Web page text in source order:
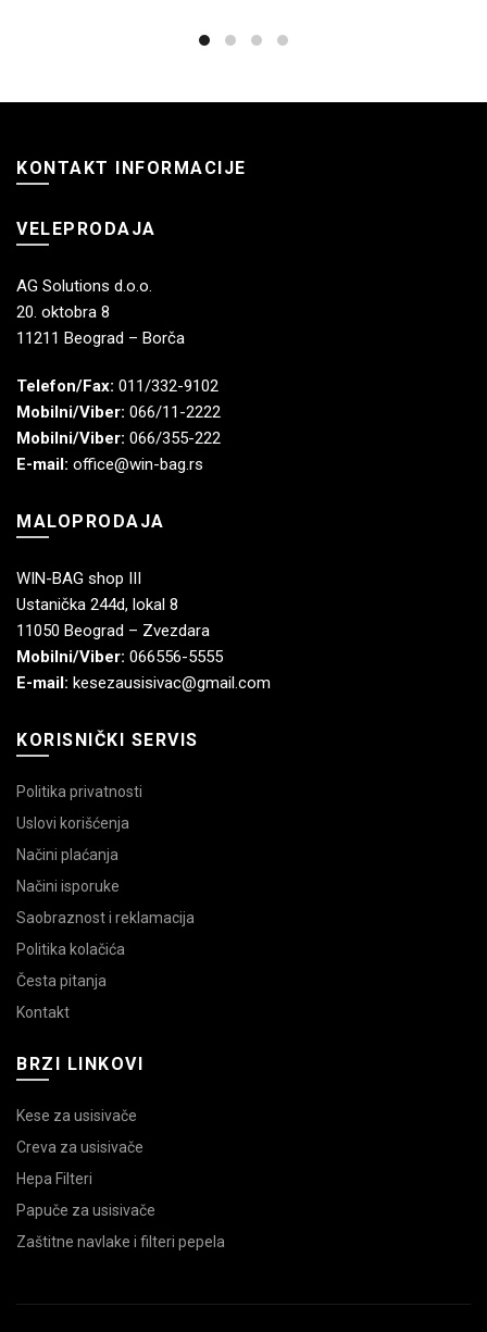
KONTAKT INFORMACIJE
VELEPRODAJA
AG Solutions d.o.o.
20. oktobra 8
11211 Beograd – Borča
Telefon/Fax: 011/332-9102
Mobilni/Viber: 066/11-2222
Mobilni/Viber: 066/355-222
E-mail: office@win-bag.rs
MALOPRODAJA
WIN-BAG shop III
Ustanička 244d, lokal 8
11050 Beograd – Zvezdara
Mobilni/Viber: 066556-5555
E-mail: kesezausisivac@gmail.com
KORISNIČKI SERVIS
Politika privatnosti
Uslovi korišćenja
Načini plaćanja
Načini isporuke
Saobraznost i reklamacija
Politika kolačića
Česta pitanja
Kontakt
BRZI LINKOVI
Kese za usisivače
Creva za usisivače
Hepa Filteri
Papuče za usisivače
Zaštitne navlake i filteri pepela